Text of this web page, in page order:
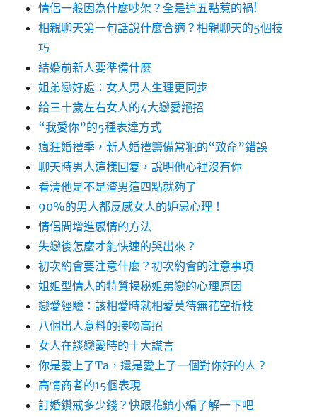
情侶一般因為什麼吵架？全是這五點惹的禍!
相親聊天第一句話說什麼合適？相親聊天的5個技
巧
結婚前新人要準備什麼
姐弟戀好處：女人男人生理更同步
給三十歲左右女人的4大戀愛絕招
“我愛你”的5種表達方式
瘋狂婚禮季，新人婚禮籌備常犯的“致命”錯誤
聊天時男人這樣回复，說明他心裡沒有你
看清他是不是渣男這四點就夠了
90%的男人都反感女人的妒忌心理！
情侶間增進感情的方法
失戀後怎麼才能快速的哭出來？
初次約會要注意什麼？初次約會的注意事項
姐姐型情人的特質揭秘姐弟戀的心理原因
戀愛經驗：該相愛時就相愛莫待無花空折枝
八個出人意料的接吻高招
女人在談戀愛時的十大謊言
你是愛上了Ta，還是愛上了一個對你好的人？
高情商者的15個表現
訂婚鑽戒多少錢？快跟花鎮小編了解一下吧